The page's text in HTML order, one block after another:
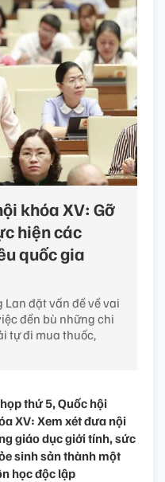
khóa XV: Gỡ
hiện các
quốc gia
đặt vấn đề về vai
đền bù những chi
tự đi mua thuốc,
thứ 5, Quốc hội
XV: Xem xét đưa nội
giáo dục giới tính, sức
sinh sản thành một
học độc lập